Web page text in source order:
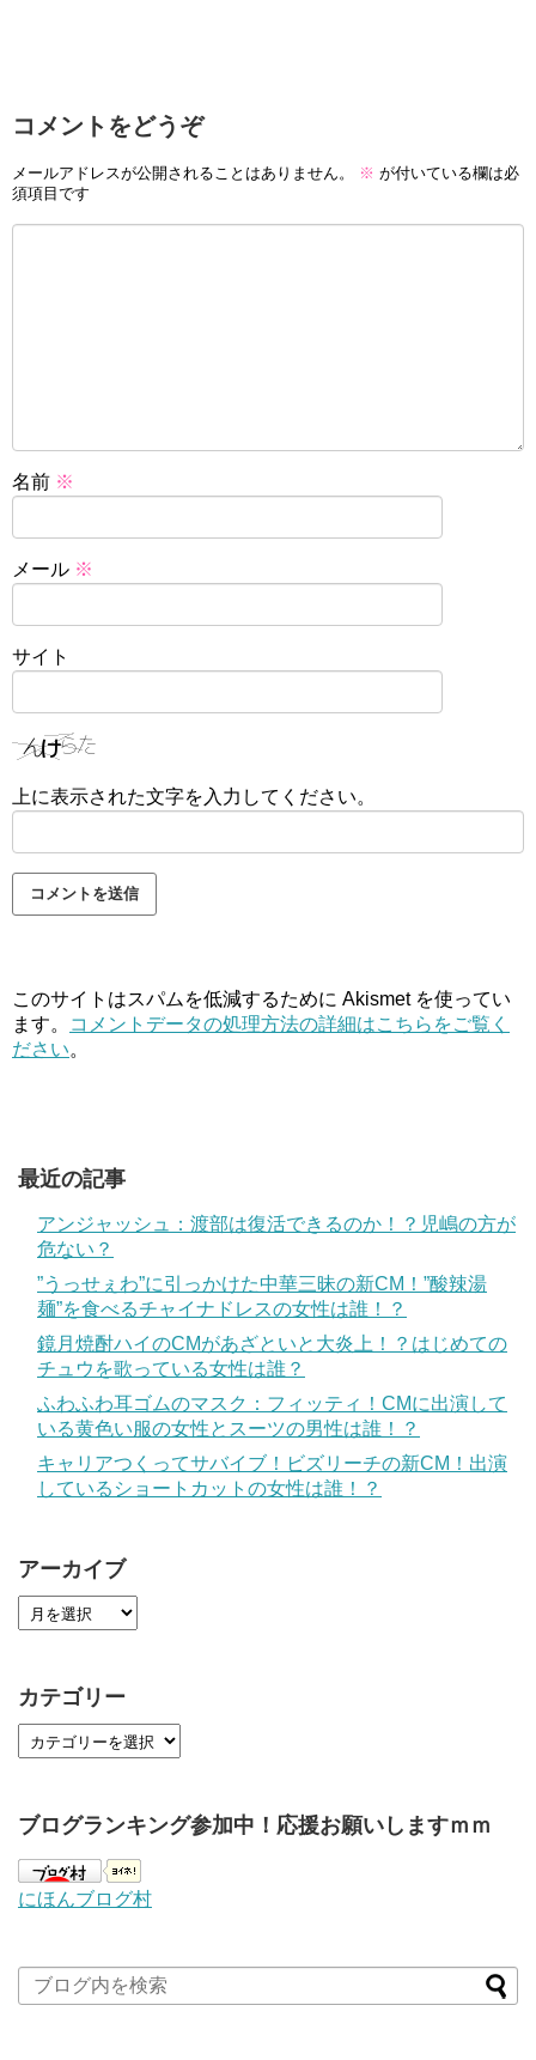
コメントをどうぞ
メールアドレスが公開されることはありません。 ※ が付いている欄は必
須項目です
名前 ※
メール ※
サイト
上に表示された文字を入力してください。
このサイトはスパムを低減するために Akismet を使ってい
ます。
コメントデータの処理方法の詳細はこちらをご覧く
ださい。
最近の記事
アンジャッシュ：渡部は復活できるのか！？児嶋の方が
危ない？
”うっせぇわ”に引っかけた中華三昧の新CM！”酸辣湯
麺”を食べるチャイナドレスの女性は誰！？
鏡月焼酎ハイのCMがあざといと大炎上！？はじめての
チュウを歌っている女性は誰？
ふわふわ耳ゴムのマスク：フィッティ！CMに出演して
いる黄色い服の女性とスーツの男性は誰！？
キャリアつくってサバイブ！ビズリーチの新CM！出演
しているショートカットの女性は誰！？
アーカイブ
カテゴリー
ブログランキング参加中！応援お願いしますｍｍ
にほんブログ村